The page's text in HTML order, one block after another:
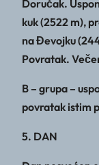
Doručak.
kuk (2522 m),
na Đevojku
Povratak.
B – grupa –
povratak istim
5. DAN